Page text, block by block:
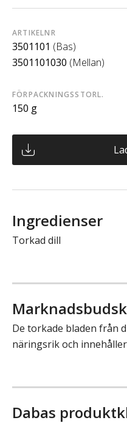
ARTIKELNR
3501101 (Bas)
3501101030 (Mellan)
FÖRPACKNINGSSTORL.
150 g
Ingredienser
Torkad dill
De torkade bladen från
näringsrik och
Dabas